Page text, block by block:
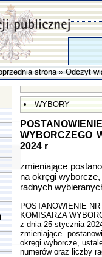
strona» Odczyt
WYBORY
WYBORCZEGO
2024 r
zmieniające
na okręgi
radnych
POSTANOWIENIE NR
KOMISARZA
z dnia 25 stycznia
zmieniające
okręgi wyborcze,
numerów oraz liczby